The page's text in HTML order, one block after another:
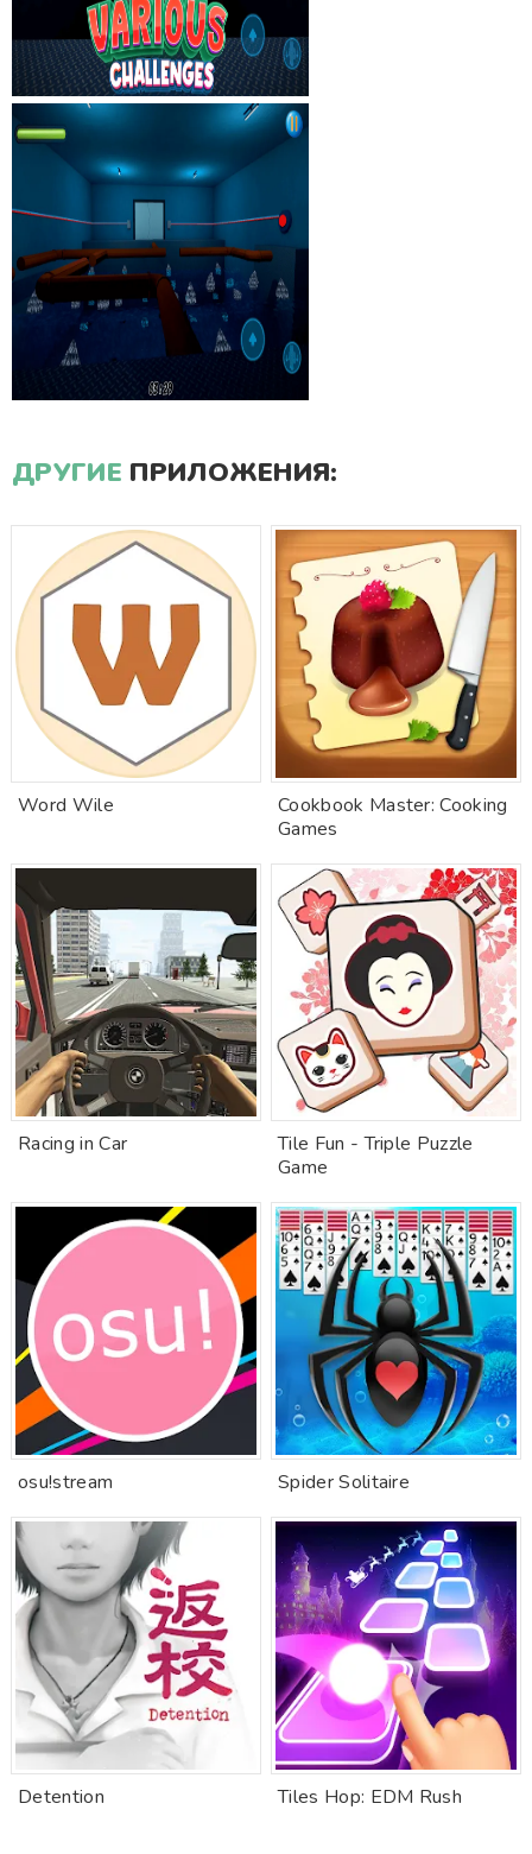
ДРУГИЕ ПРИЛОЖЕНИЯ:
Word Wile
Cookbook Master: Cooking
Games
Racing in Car
Tile Fun - Triple Puzzle
Game
osu!stream Spider Solitaire
Detention Tiles Hop: EDM Rush